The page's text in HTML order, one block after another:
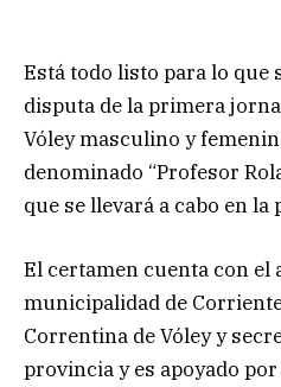
Está todo listo para lo que
disputa de la primera
Vóley masculino y
denominado “Profesor
que se llevará a cabo en la
El certamen cuenta con el
municipalidad de
Correntina de Vóley y
provincia y es apoyado